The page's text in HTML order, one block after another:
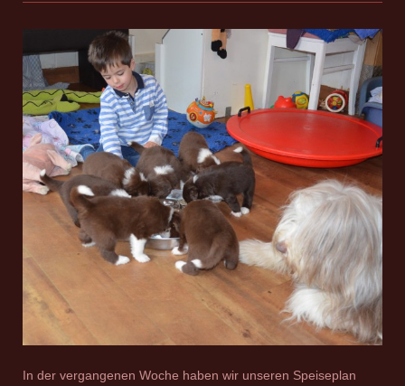
In der vergangenen Woche haben wir unseren Speiseplan